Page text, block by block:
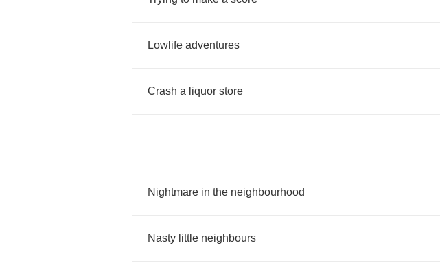
Lowlife adventures
Crash a liquor store
Nightmare in the neighbourhood
Nasty little neighbours